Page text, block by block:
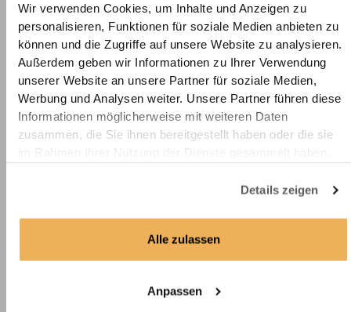
Wir verwenden Cookies, um Inhalte und Anzeigen zu
personalisieren, Funktionen für soziale Medien anbieten zu
können und die Zugriffe auf unsere Website zu analysieren.
Außerdem geben wir Informationen zu Ihrer Verwendung
unserer Website an unsere Partner für soziale Medien,
Werbung und Analysen weiter. Unsere Partner führen diese
Informationen möglicherweise mit weiteren Daten
zusammen, die Sie ihnen bereitgestellt haben oder die sie
Details zeigen
Alle zulassen
Anpassen
erhalten Sie wahlweise mit einseitiger (nur oben) oder
beidseitiger Aufhängung. Durch das Kräuselband lässt sich das
Raffverhältnis des Vorhangs nach Ihrem Belieben anpassen.
Die Aufhängung unserer halbtransparenten
Wohnwagengardine mit Kräuselband wird ohne Köpfchen 22
mm breit genäht.
Der pflegeleichte Vorhang ist problemlos bei 30 Grad in der
Maschine waschbar und kann in zwölf außergewöhnlichen
Farben angefertigt werden.
Infos zu den Aufhängungsarten